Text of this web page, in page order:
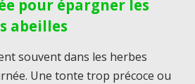
pour épargner les
abeilles
souvent dans les herbes
Une tonte trop précoce ou